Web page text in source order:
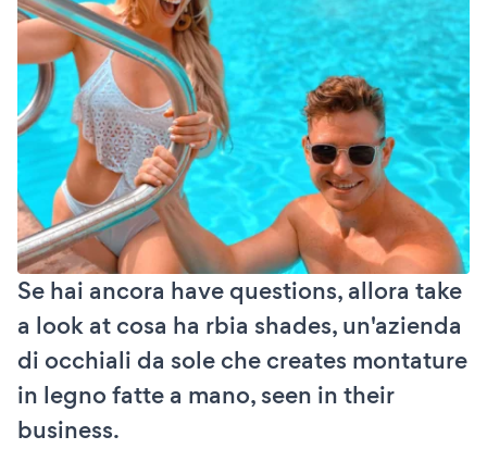
Se hai ancora have questions, allora take
a look at cosa ha rbia shades, un'azienda
di occhiali da sole che creates montature
in legno fatte a mano, seen in their
business.